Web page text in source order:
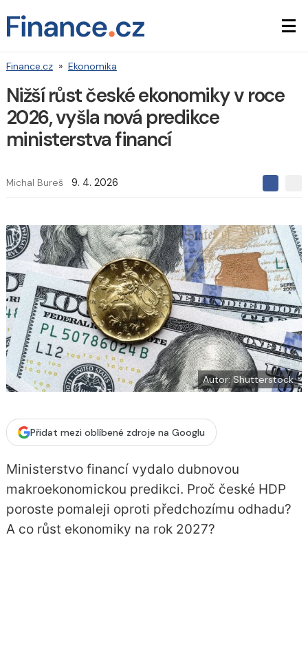
Finance.cz » Ekonomika
Nižší růst české ekonomiky v roce
2026, vyšla nová predikce
ministerstva financí
Michal Bureš 9. 4. 2026
S
í
l
e
t
S
e
j
t
e
n
a
F
a
c
e
o
o
k
u
l
e
j
n
a
í
t
i
X
Autor: Shutterstock
Přidat mezi oblíbené zdroje na Googlu
Ministerstvo financí vydalo dubnovou
makroekonomickou predikci. Proč české HDP
poroste pomaleji oproti předchozímu odhadu?
A co růst ekonomiky na rok 2027?